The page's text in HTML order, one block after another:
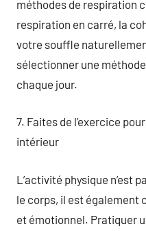
méthodes de respiration
respiration en carré, la
votre souffle
sélectionner une
chaque jour.
7. Faites de l’exercice
intérieur
L’activité physique n’est
le corps, il est également
et émotionnel. Pratiquer